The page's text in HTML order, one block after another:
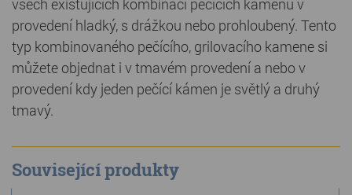
provedení hladký, s drážkou nebo prohloubený. Tento
typ kombinovaného pečícího, grilovacího kamene si
můžete objednat i v tmavém provedení a nebo v
provedení kdy jeden pečící kámen je světlý a druhý
tmavý.
Související produkty